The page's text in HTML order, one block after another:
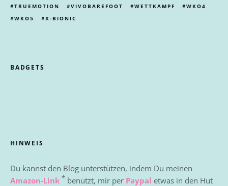
TRUEMOTION
VIVOBAREFOOT WETTKAMPF
WKO4
WKO5
X-BIONIC
BADGETS
HINWEIS
Du kannst den Blog unterstützen, indem Du meinen
Amazon-Link * benutzt, mir per Paypal etwas in den Hut